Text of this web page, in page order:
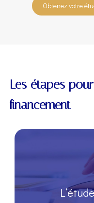
Obtenez votre
Les étapes
financement